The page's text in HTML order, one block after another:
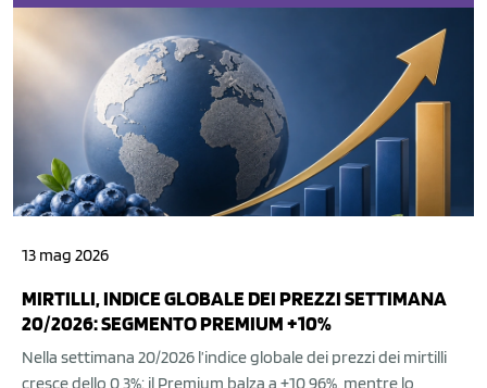
13 mag 2026
MIRTILLI, INDICE GLOBALE DEI PREZZI SETTIMANA
20/2026: SEGMENTO PREMIUM +10%
Nella settimana 20/2026 l’indice globale dei prezzi dei mirtilli
cresce dello 0,3%: il Premium balza a +10,96%, mentre lo